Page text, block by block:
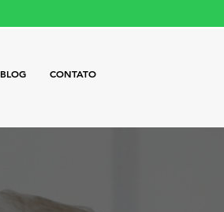
BLOG CONTATO